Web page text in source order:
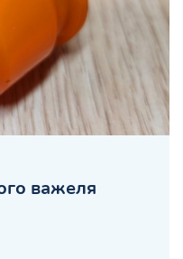
важеля